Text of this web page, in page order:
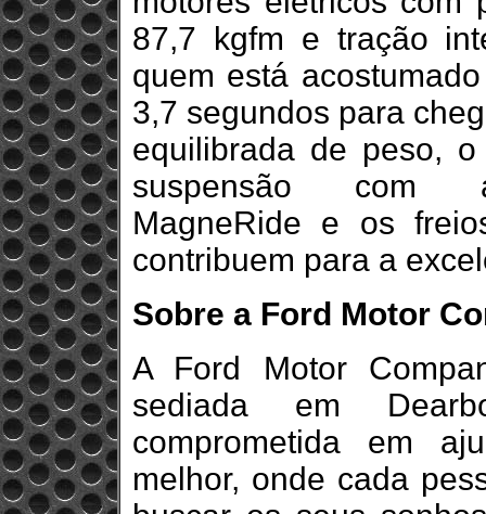
87,7 kgfm e tração
quem está
3,7 segundos para
equilibrada de peso,
suspensão com
MagneRide e os
contribuem para a
Sobre a Ford Motor
A Ford Motor
sediada em
comprometida em
melhor, onde cada